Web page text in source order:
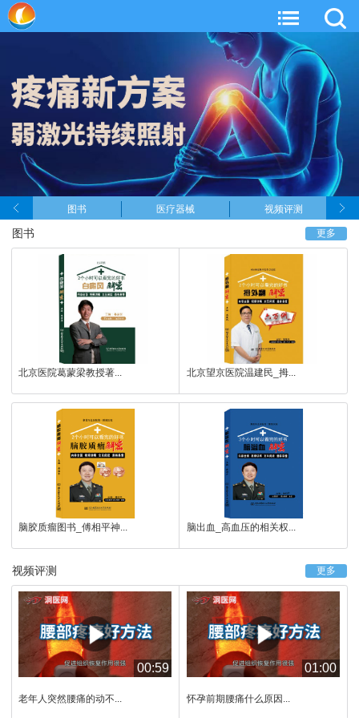
图书 医疗器械 视频评测
更多
图书
北京医院葛蒙梁教授著... 北京望京医院温建民_拇...
脑胶质瘤图书_傅相平神... 脑出血_高血压的相关权...
更多
视频评测
00:59
老年人突然腰痛的动不...
01:00
怀孕前期腰痛什么原因...